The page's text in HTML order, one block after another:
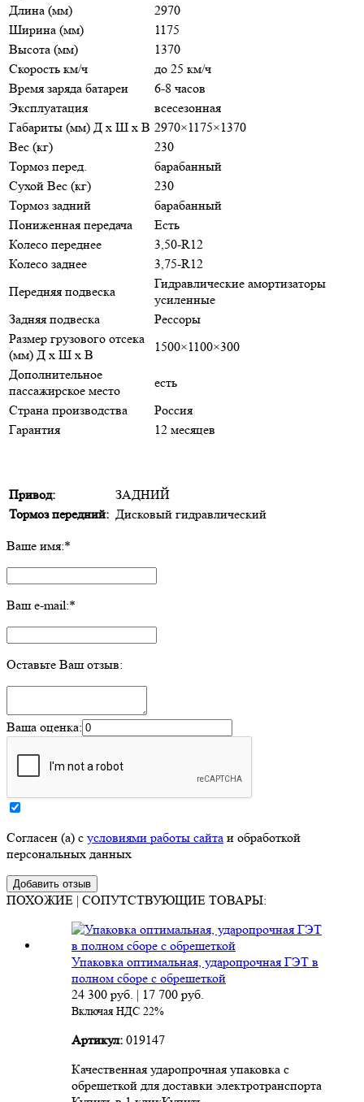
Длина (мм)
2970
Ширина (мм)
1175
Высота (мм)
1370
Скорость км/ч
до 25 км/ч
Время заряда батареи
6-8 часов
Эксплуатация
всесезонная
Габариты (мм) Д x Ш x В 2970×1175×1370
Вес (кг)
230
Тормоз перед.
барабанный
Сухой Вес (кг)
230
Тормоз задний
барабанный
Пониженная передача
Есть
Колесо переднее
3,50-R12
Колесо заднее
3,75-R12
Передняя подвеска
Гидравлические амортизаторы
усиленные
Задняя подвеска
Рессоры
Размер грузового отсека
(мм) Д x Ш x В
1500×1100×300
Дополнительное
пассажирское место
есть
Страна производства
Россия
Гарантия
12 месяцев
Привод:
ЗАДНИЙ
Тормоз передний: Дисковый гидравлический
Ваше имя:*
Ваш e-mail:*
Оставьте Ваш отзыв:
Ваша оценка:
Согласен (а) с условиями работы сайта и обработкой
персональных данных
ПОХОЖИЕ | СОПУТСТВУЮЩИЕ ТОВАРЫ:
Упаковка оптимальная, ударопрочная ГЭТ в
полном сборе с обрешеткой
24 300 руб. | 17 700 руб.
Включая НДС 22%
Артикул: 019147
Качественная ударопрочная упаковка с
обрешеткой для доставки электротранспорта